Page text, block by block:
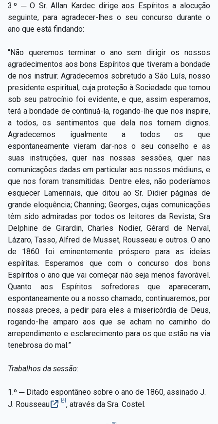
3.º ─ O Sr. Allan Kardec dirige aos Espíritos a alocução
seguinte, para agradecer-lhes o seu concurso durante o
ano que está findando:
“Não queremos terminar o ano sem dirigir os nossos
agradecimentos aos bons Espíritos que tiveram a bondade
de nos instruir. Agradecemos sobretudo a São Luís, nosso
presidente espiritual, cuja proteção à Sociedade que tomou
sob seu patrocínio foi evidente, e que, assim esperamos,
terá a bondade de continuá-la, rogando-lhe que nos inspire,
a todos, os sentimentos que dela nos tornem dignos.
Agradecemos igualmente a todos os que
espontaneamente vieram dar-nos o seu conselho e as
suas instruções, quer nas nossas sessões, quer nas
comunicações dadas em particular aos nossos médiuns, e
que nos foram transmitidas. Dentre eles, não poderíamos
esquecer Lamennais, que ditou ao Sr. Didier páginas de
grande eloquência; Channing; Georges, cujas comunicações
têm sido admiradas por todos os leitores da Revista; Sra
Delphine de Girardin, Charles Nodier, Gérard de Nerval,
Lázaro, Tasso, Alfred de Musset, Rousseau e outros. O ano
de 1860 foi eminentemente próspero para as ideias
espíritas. Esperamos que com o concurso dos bons
Espíritos o ano que vai começar não seja menos favorável.
Quanto aos Espíritos sofredores que apareceram,
espontaneamente ou a nosso chamado, continuaremos, por
nossas preces, a pedir para eles a misericórdia de Deus,
rogando-lhe amparo aos que se acham no caminho do
arrependimento e esclarecimento para os que estão na via
tenebrosa do mal.”
Trabalhos da sessão:
1.º ─ Ditado espontâneo sobre o ano de 1860, assinado J.
J. Rousseau
[4] , através da Sra. Costel.